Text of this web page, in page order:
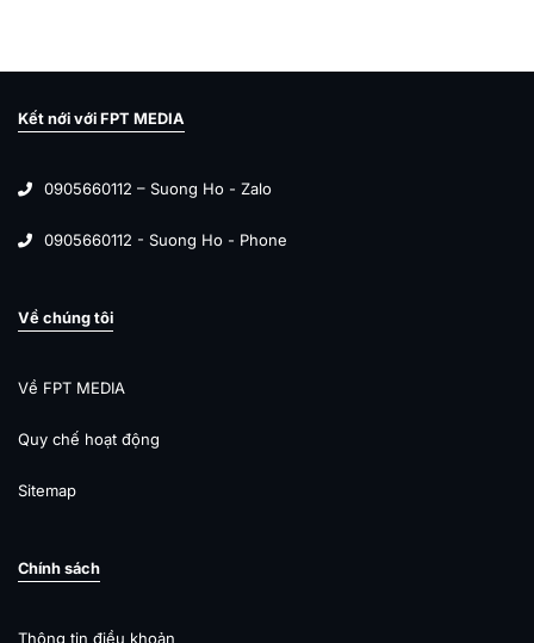
Kết nới với FPT MEDIA
0905660112 – Suong Ho - Zalo
0905660112 - Suong Ho - Phone
Về chúng tôi
Về FPT MEDIA
Quy chế hoạt động
Sitemap
Chính sách
Thông tin điều khoản